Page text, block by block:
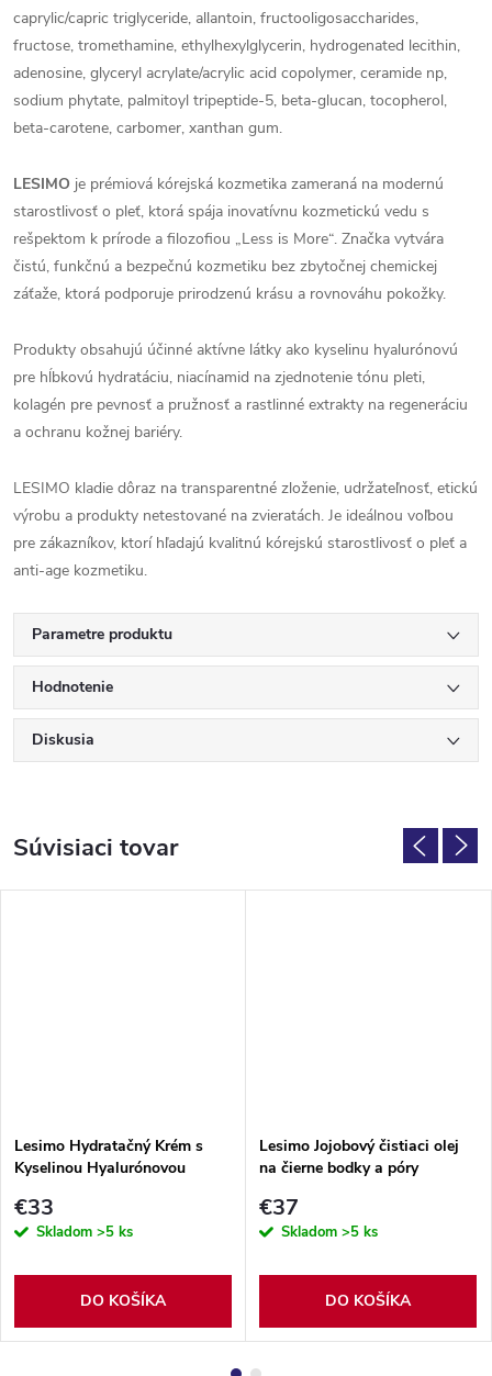
caprylic/capric triglyceride, allantoin, fructooligosaccharides,
fructose, tromethamine, ethylhexylglycerin, hydrogenated lecithin,
adenosine, glyceryl acrylate/acrylic acid copolymer, ceramide np,
sodium phytate, palmitoyl tripeptide-5, beta-glucan, tocopherol,
beta-carotene, carbomer, xanthan gum.
LESIMO je prémiová kórejská kozmetika zameraná na modernú
starostlivosť o pleť, ktorá spája inovatívnu kozmetickú vedu s
rešpektom k prírode a filozofiou „Less is More“. Značka vytvára
čistú, funkčnú a bezpečnú kozmetiku bez zbytočnej chemickej
záťaže, ktorá podporuje prirodzenú krásu a rovnováhu pokožky.
Produkty obsahujú účinné aktívne látky ako kyselinu hyalurónovú
pre hĺbkovú hydratáciu, niacínamid na zjednotenie tónu pleti,
kolagén pre pevnosť a pružnosť a rastlinné extrakty na regeneráciu
a ochranu kožnej bariéry.
LESIMO kladie dôraz na transparentné zloženie, udržateľnosť, etickú
výrobu a produkty netestované na zvieratách. Je ideálnou voľbou
pre zákazníkov, ktorí hľadajú kvalitnú kórejskú starostlivosť o pleť a
anti-age kozmetiku.
Parametre produktu
Hodnotenie
Diskusia
Súvisiaci tovar
Lesimo Hydratačný Krém s
Kyselinou Hyalurónovou
€33
Skladom >5 ks
DO KOŠÍKA
Lesimo Jojobový čistiaci olej
na čierne bodky a póry
€37
Skladom >5 ks
DO KOŠÍKA